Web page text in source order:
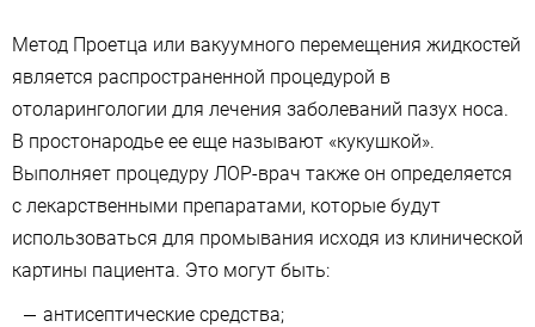
Метод Проетца или вакуумного перемещения жидкостей
является распространенной процедурой в
отоларингологии для лечения заболеваний пазух носа.
В простонародье ее еще называют «кукушкой».
Выполняет процедуру ЛОР-врач также он определяется
с лекарственными препаратами, которые будут
использоваться для промывания исходя из клинической
картины пациента. Это могут быть:
антисептические средства;